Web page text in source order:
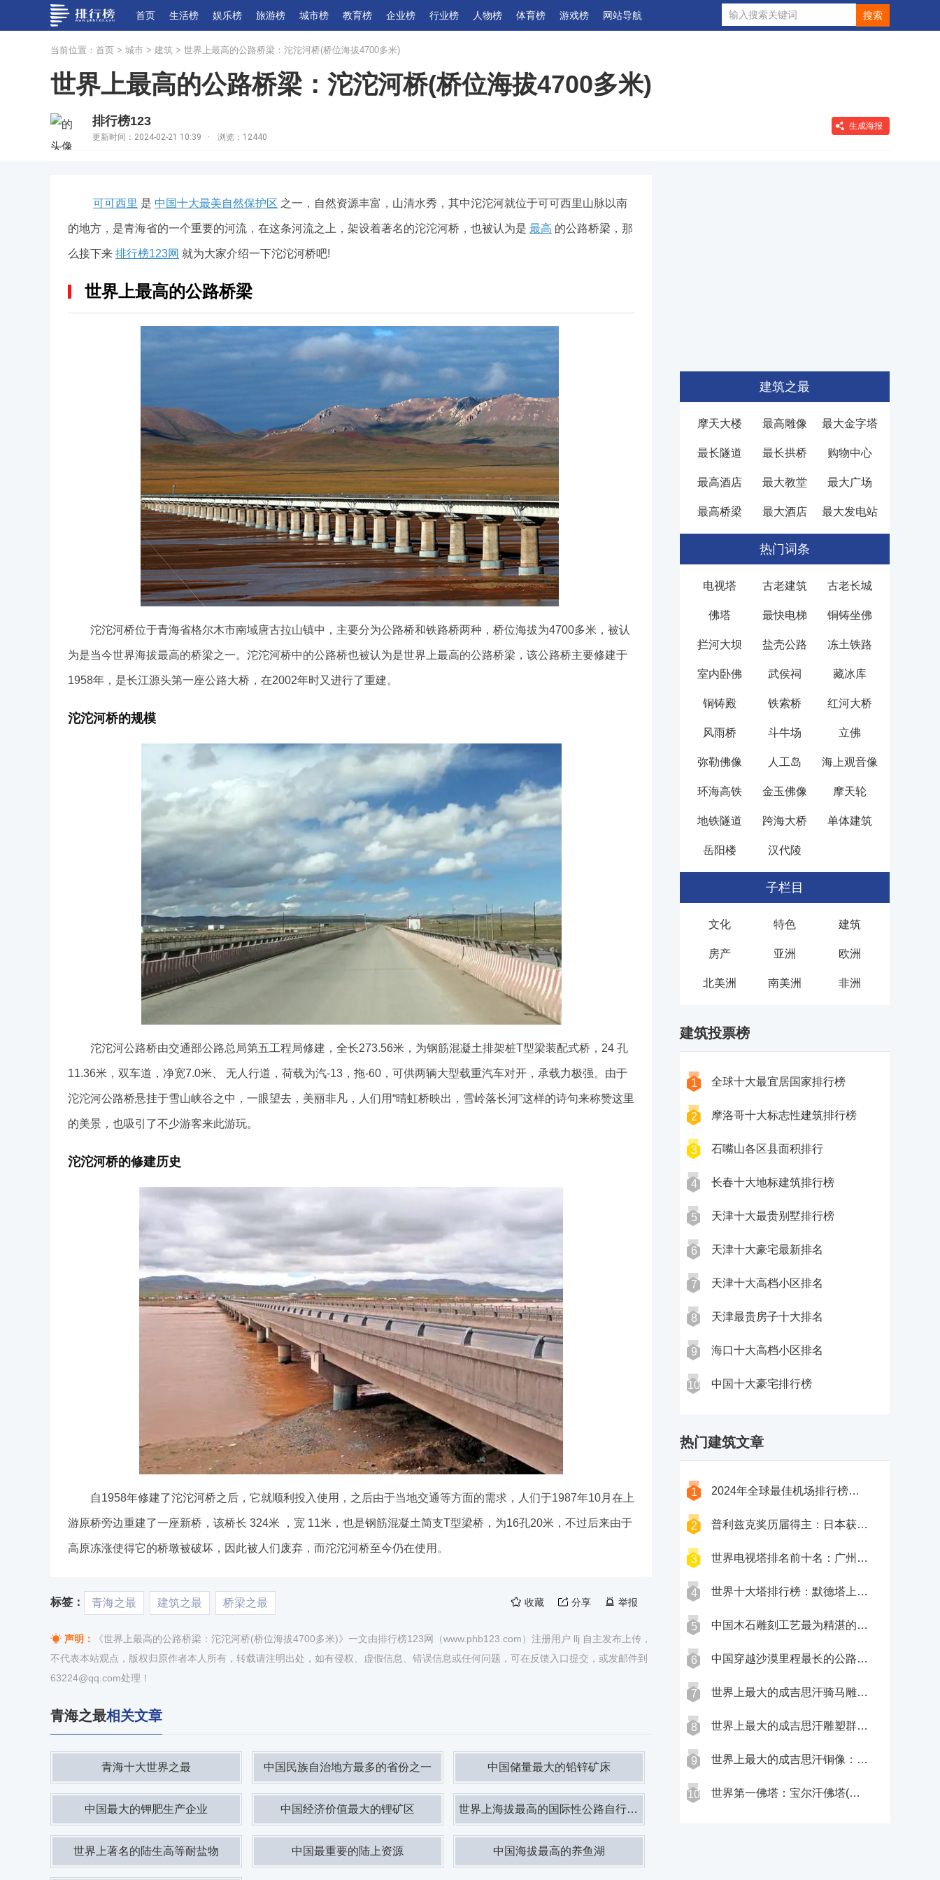
首页 生活榜 娱乐榜 旅游榜 城市榜 教育榜 企业榜 行业榜 人物榜 体育榜 游戏榜 网站导航
当前位置： 首页 > 城市 > 建筑 > 世界上最高的公路桥梁：沱沱河桥(桥位海拔4700多米)
世界上最高的公路桥梁：沱沱河桥(桥位海拔4700多米)
排行榜123
更新时间：2024-02-21 10:39 · 浏览：12440
生成海报
可可西里 是 中国十大最美自然保护区 之一，自然资源丰富，山清水秀，其中沱沱河就位于可可西里山脉以南
的地方，是青海省的一个重要的河流，在这条河流之上，架设着著名的沱沱河桥，也被认为是 最高 的公路桥梁，那
么接下来 排行榜123网 就为大家介绍一下沱沱河桥吧!
世界上最高的公路桥梁
沱沱河桥位于青海省格尔木市南域唐古拉山镇中，主要分为公路桥和铁路桥两种，桥位海拔为4700多米，被认
为是当今世界海拔最高的桥梁之一。沱沱河桥中的公路桥也被认为是世界上最高的公路桥梁，该公路桥主要修建于
1958年，是长江源头第一座公路大桥，在2002年时又进行了重建。
沱沱河桥的规模
沱沱河公路桥由交通部公路总局第五工程局修建，全长273.56米，为钢筋混凝土排架桩T型梁装配式桥，24 孔
11.36米，双车道，净宽7.0米、 无人行道，荷载为汽-13，拖-60，可供两辆大型载重汽车对开，承载力极强。由于
沱沱河公路桥悬挂于雪山峡谷之中，一眼望去，美丽非凡，人们用“晴虹桥映出，雪岭落长河”这样的诗句来称赞这里
的美景，也吸引了不少游客来此游玩。
沱沱河桥的修建历史
自1958年修建了沱沱河桥之后，它就顺利投入使用，之后由于当地交通等方面的需求，人们于1987年10月在上
游原桥旁边重建了一座新桥，该桥长 324米 ，宽 11米，也是钢筋混凝土简支T型梁桥，为16孔20米，不过后来由于
高原冻涨使得它的桥墩被破坏，因此被人们废弃，而沱沱河桥至今仍在使用。
标签： 青海之最 建筑之最 桥梁之最 收藏 分享 举报
声明：
《世界上最高的公路桥梁：沱沱河桥(桥位海拔4700多米)》一文由排行榜123网（www.phb123.com）注册用户 llj 自主发布上传，
不代表本站观点，版权归原作者本人所有，转载请注明出处，如有侵权、虚假信息、错误信息或任何问题，可在反馈入口提交，或发邮件到
63224@qq.com处理！
青海之最相关文章
青海十大世界之最 中国民族自治地方最多的省份之一 中国储量最大的铅锌矿床
中国最大的钾肥生产企业 中国经济价值最大的锂矿区 世界上海拔最高的国际性公路自行车赛
世界上著名的陆生高等耐盐物 中国最重要的陆上资源 中国海拔最高的养鱼湖
建筑之最
摩天大楼 最高雕像 最大金字塔
最长隧道 最长拱桥 购物中心
最高酒店 最大教堂 最大广场
最高桥梁 最大酒店 最大发电站
热门词条
电视塔 古老建筑 古老长城
佛塔 最快电梯 铜铸坐佛
拦河大坝 盐壳公路 冻土铁路
室内卧佛 武侯祠 藏冰库
铜铸殿 铁索桥 红河大桥
风雨桥 斗牛场 立佛
弥勒佛像 人工岛 海上观音像
环海高铁 金玉佛像 摩天轮
地铁隧道 跨海大桥 单体建筑
岳阳楼 汉代陵
子栏目
文化 特色 建筑
房产 亚洲 欧洲
北美洲 南美洲 非洲
建筑投票榜
1 全球十大最宜居国家排行榜
2 摩洛哥十大标志性建筑排行榜
3 石嘴山各区县面积排行
4 长春十大地标建筑排行榜
5 天津十大最贵别墅排行榜
6 天津十大豪宅最新排名
7 天津十大高档小区排名
8 天津最贵房子十大排名
9 海口十大高档小区排名
10 中国十大豪宅排行榜
热门建筑文章
1 2024年全球最佳机场排行榜前十名
2 普利兹克奖历届得主：日本获奖最多，中国王澍获奖
3 世界电视塔排名前​十名：广州塔上榜，第七是旅游景点之一
4 世界十大塔排行​榜：默德塔上榜，第一世界最高建筑
5 中国木石雕刻工艺最为精湛的古建筑群：社旗山陕会馆(始建于1756年)
6 中国穿越沙漠里程最长的公路：锡乌公路(公路全长115公里)
7 世界上最大的成吉思汗骑马雕像：40米高(位于蒙古国额尔登县境内)
8 世界上最大的成吉思汗雕塑群：成吉思汗青铜雕塑群(青铜艺术工程）
9 世界上最大的成吉思汗铜像：位于内蒙古乌海(高达88.95米)
10 世界第一佛塔：宝尔汗佛塔(塔高81.6米)